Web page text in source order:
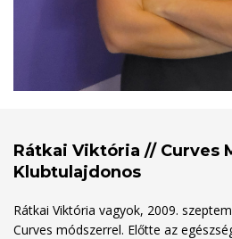
Rátkai Viktória // Curves
Klubtulajdonos
Rátkai Viktória vagyok, 2009.
Curves módszerrel. Előtte az